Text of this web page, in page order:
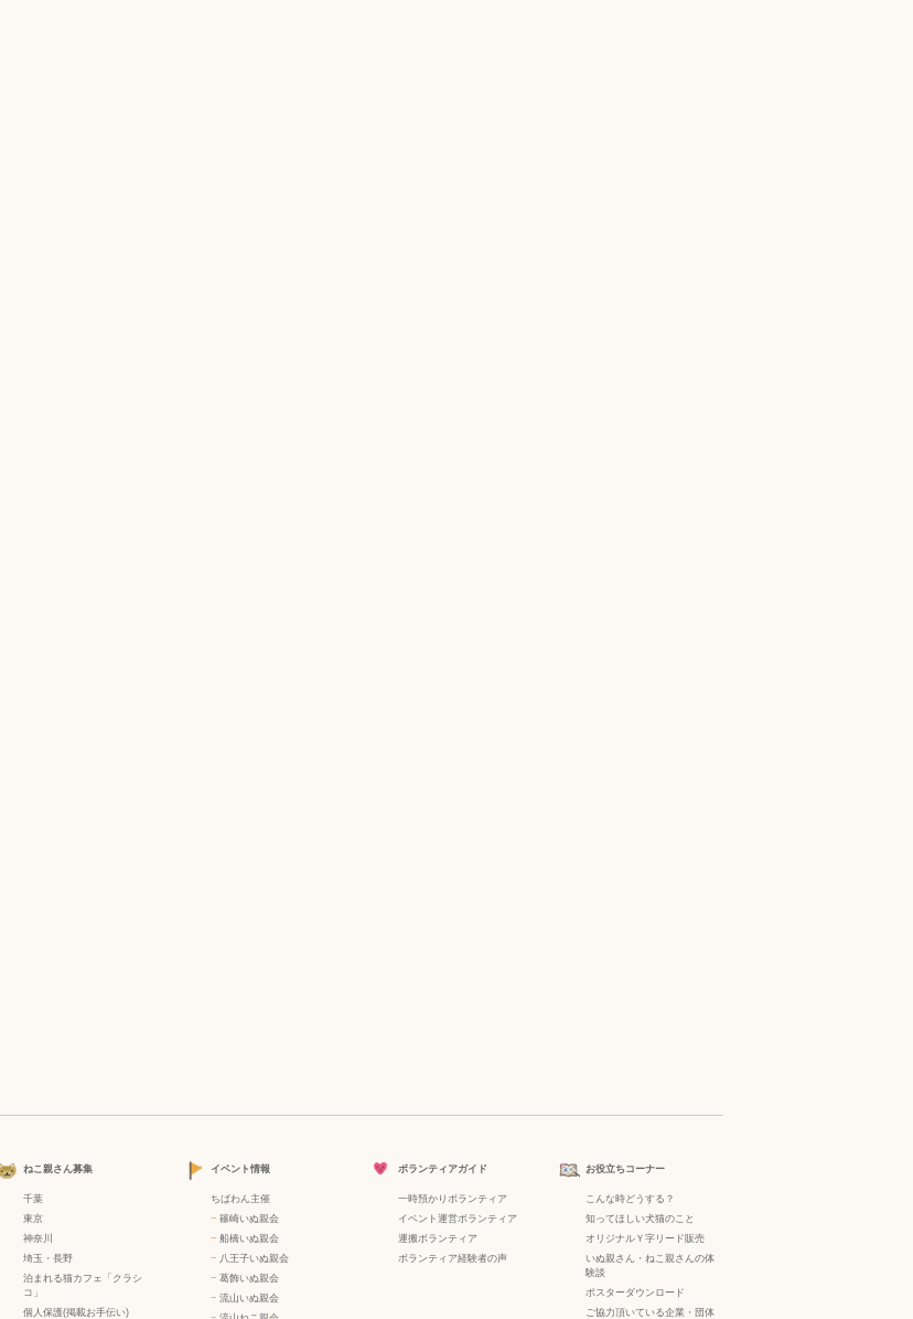
ねこ親さん募集
千葉
東京
神奈川
埼玉・長野
泊まれる猫カフェ「クラシ
コ」
個人保護(掲載お手伝い)
イベント情報
ちばわん主催
− 篠崎いぬ親会
− 船橋いぬ親会
− 八王子いぬ親会
− 葛飾いぬ親会
− 流山いぬ親会
ボランティアガイド
一時預かりボランティア
イベント運営ボランティア
運搬ボランティア
ボランティア経験者の声
お役立ちコーナー
こんな時どうする？
知ってほしい犬猫のこと
オリジナルＹ字リード販売
いぬ親さん・ねこ親さんの体
験談
ポスターダウンロード
ご協力頂いている企業・団体